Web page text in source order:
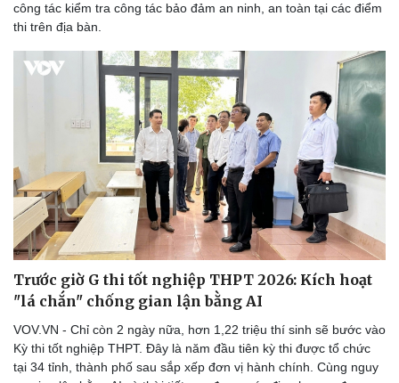
công tác kiểm tra công tác bảo đảm an ninh, an toàn tại các điểm
thi trên địa bàn.
Trước giờ G thi tốt nghiệp THPT 2026: Kích hoạt
"lá chắn" chống gian lận bằng AI
VOV.VN - Chỉ còn 2 ngày nữa, hơn 1,22 triệu thí sinh sẽ bước vào
Kỳ thi tốt nghiệp THPT. Đây là năm đầu tiên kỳ thi được tổ chức
tại 34 tỉnh, thành phố sau sắp xếp đơn vị hành chính. Cùng nguy